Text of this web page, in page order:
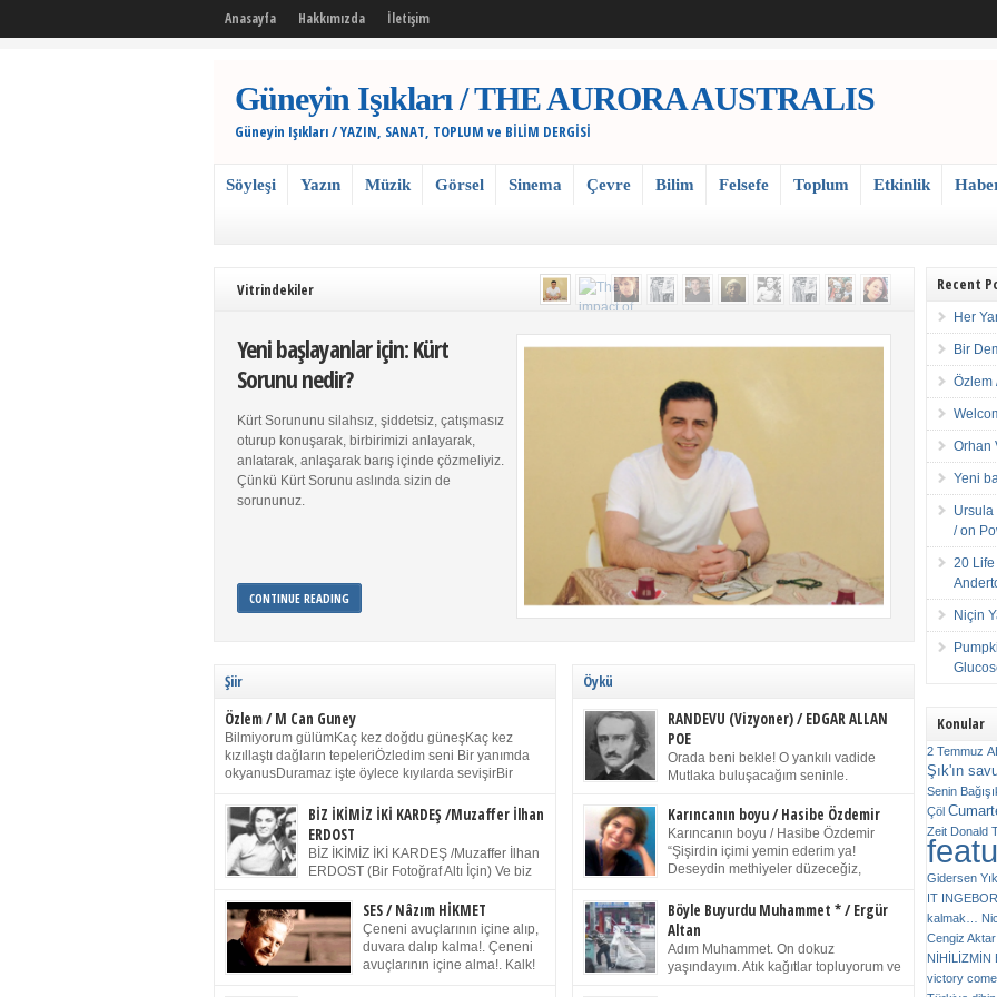
Anasayfa Hakkımızda İletişim
Güneyin Işıkları / THE AURORA AUSTRALIS
Güneyin Işıkları / YAZIN, SANAT, TOPLUM ve BİLİM DERGİSİ
Söyleşi Yazın Müzik Görsel Sinema Çevre Bilim Felsefe Toplum Etkinlik
Vitrindekiler
Yeni başlayanlar için: Kürt
Sorunu nedir?
Kürt Sorununu silahsız, şiddetsiz, çatışmasız
oturup konuşarak, birbirimizi anlayarak,
anlatarak, anlaşarak barış içinde çözmeliyiz.
Çünkü Kürt Sorunu aslında sizin de
sorununuz.
CONTINUE READING
Şiir
Özlem / M Can Guney
Bilmiyorum gülümKaç kez doğdu güneşKaç kez
kızıllaştı dağların tepeleriÖzledim seni Bir yanımda
okyanusDuramaz işte öylece kıyılarda sevişirBir
dururSokulur yalnızlığıma kokun olur Gözlerim bir
buruk gülümsemeDudağımda buğusu
öpüşlerinGeceler boyuÖzledim seni 2004 Haziran
Sydney / Toplumsal Kaynak / Memduh Güney
BİZ İKİMİZ İKİ KARDEŞ /Muzaffer İlhan
ERDOST
BİZ İKİMİZ İKİ KARDEŞ /Muzaffer İlhan
ERDOST (Bir Fotoğraf Altı İçin) Ve biz
Duracağız Fotoğrafımızda durduğumuz gibi Benim
ellerimde kelepçe Yüzümde yapay bir gülüş
(Kelepçeyi yadırgamanın gülüşü belki İlk kez olduğu
için Sonra alıştım Ve unuttum sonra kelepçeyi
SES / Nâzım HİKMET
Çeneni avuçlarının içine alıp,
duvara dalıp kalma!. Çeneni
avuçlarının içine alma!. Kalk!
Öykü
RANDEVU (Vizyoner) / EDGAR ALLAN
POE
Orada beni bekle! O yankılı vadide
Mutlaka buluşacağım seninle.
karısının ölümü üstüne yazdığı ağıt.) Talihsiz ve
gizemli adam! – Sen ki kendi hayal gücünün
parlaklığıyla afalladın, gençliğinin alevleri arasına
düştün! Hayalimde seni tekrar görüyorum! Bir kez
olduğun gibi değil soğuk vadide ve gölgelerin […]
Karıncanın boyu / Hasibe Özdemir
Karıncanın boyu / Hasibe Özdemir
“Şişirdin içimi yemin ederim ya!
Deseydin methiyeler düzeceğiz,
titriyor. “Sana gel demedim kızım.” diyorum sakince.
“Takıldın peşime madem, ne duyarsan
katlanacaksın.” Bir sigara yakıyor. Başını yana yatırıp,
bezmiş annelerin yılgın bakışıyla süzüyor beni.
Kaşlarımı kaldırıp ona bakıyorum ben de. Pes ediyor.
Böyle Buyurdu Muhammet * / Ergür
Altan
Adım Muhammet. On dokuz
yaşındayım. Atık kağıtlar topluyorum ve
Recent
Her
Bir
Özlem
Orhan
Yeni
Ursula
/ on
20
Niçin
Konular
2 Temmuz
Şık'ın
Senin
Çöl
Zeit Donald
Gidersen
IT
kalmak…
Cengiz Aktar
NİHİLİZMİN
victory